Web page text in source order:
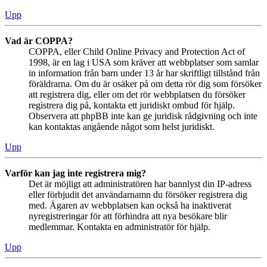
Upp
Vad är COPPA?
COPPA, eller Child Online Privacy and Protection Act of
1998, är en lag i USA som kräver att webbplatser som samlar
in information från barn under 13 år har skriftligt tillstånd från
föräldrarna. Om du är osäker på om detta rör dig som försöker
att registrera dig, eller om det rör webbplatsen du försöker
registrera dig på, kontakta ett juridiskt ombud för hjälp.
Observera att phpBB inte kan ge juridisk rådgivning och inte
kan kontaktas angående något som helst juridiskt.
Upp
Varför kan jag inte registrera mig?
Det är möjligt att administratören har bannlyst din IP-adress
eller förbjudit det användarnamn du försöker registrera dig
med. Ägaren av webbplatsen kan också ha inaktiverat
nyregistreringar för att förhindra att nya besökare blir
medlemmar. Kontakta en administratör för hjälp.
Upp